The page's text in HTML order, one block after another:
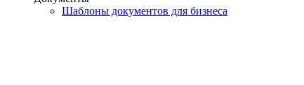
Шаблоны документов для бизнеса